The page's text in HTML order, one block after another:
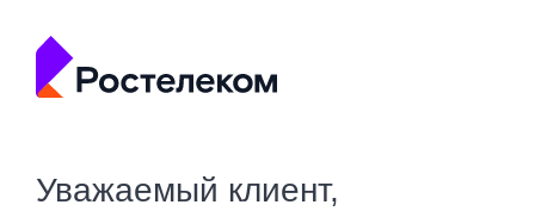
Уважаемый клиент,